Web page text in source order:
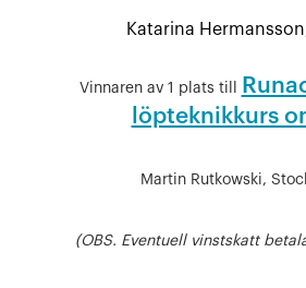
Katarina
Vinnaren av 1 plats till
löpteknikkurs
Martin Rutkowski,
(OBS. Eventuell vinstskatt